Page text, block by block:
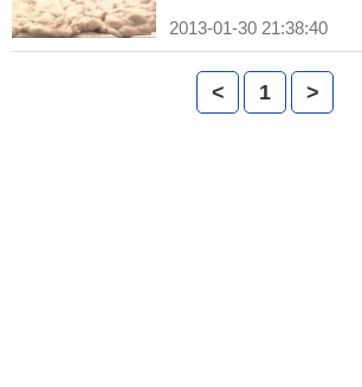
2013-01-30 21:38:40
< 1 >